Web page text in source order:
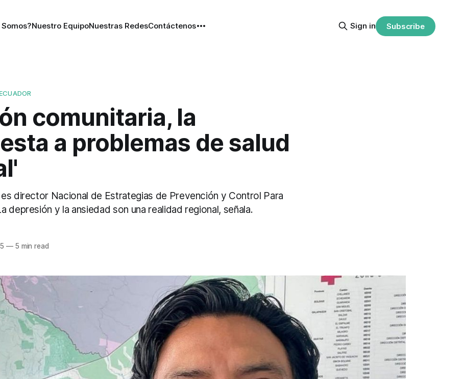
Nuestro EquipoNuestras RedesContáctenos Sign in Subscribe
comunitaria, la
a problemas de salud
es director Nacional de Estrategias de Prevención y Control Para
depresión y la ansiedad son una realidad regional, señala.
—5 min read